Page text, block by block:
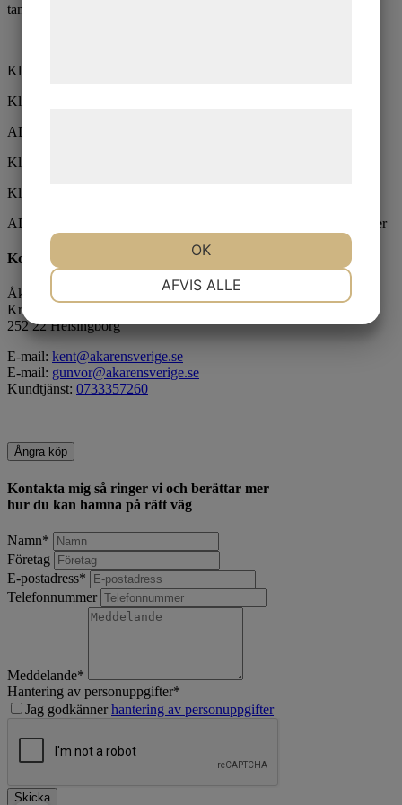
tanktransporter.
Klass 1 Explosivt
Klass 1 Repetition
ADR klass 1 påbyggnadskurs för att få köra explosiva transporter
Klass 7 Radioaktivt
Klass 7 repetition
ADR klass 7 påbyggnadskurs för att få köra radioaktiva transporter
Kontaktuppgifter
Åkaren Sverige AB
Kronborgsgatan 2 C
252 22 Helsingborg
E-mail: kent@akarensverige.se
E-mail: gunvor@akarensverige.se
Kundtjänst: 0733357260
Ångra köp
Kontakta mig så ringer vi och berättar mer
hur du kan hamna på rätt väg
Namn*
Företag
E-postadress*
Telefonnummer
Meddelande*
Hantering av personuppgifter*
Jag godkänner hantering av personuppgifter
Skicka
AFVIS ALLE
OK